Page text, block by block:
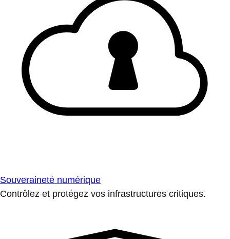
Souveraineté numérique
Contrôlez et protégez vos infrastructures critiques.